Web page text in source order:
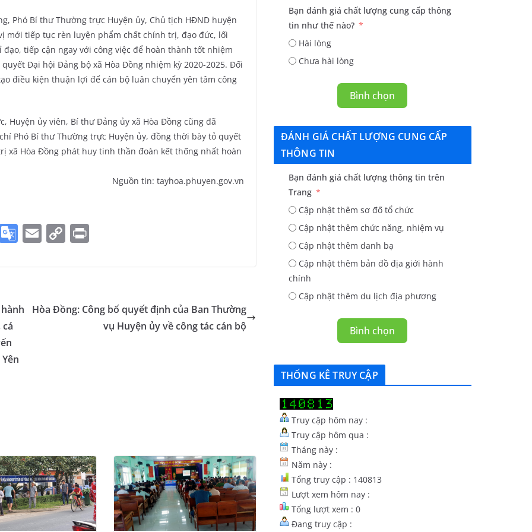
Phó Bí thư Thường trực Huyện ủy, Chủ tịch HĐND huyện
mới tiếp tục rèn luyện phẩm chất chính trị, đạo đức, lối
tiếp cận ngay với công việc để hoàn thành tốt nhiệm
Đại hội Đảng bộ xã Hòa Đồng nhiệm kỳ 2020-2025. Đối
điều kiện thuận lợi để cán bộ luân chuyển yên tâm công
Huyện ủy viên, Bí thư Đảng ủy xã Hòa Đồng cũng đã
Phó Bí thư Thường trực Huyện ủy, đồng thời bày tỏ quyết
xã Hòa Đồng phát huy tinh thần đoàn kết thống nhất hoàn
Nguồn tin: tayhoa.phuyen.gov.vn
G
e
n
E C
Li
Hòa Đồng: Công bố quyết định của Ban Thường
vụ Huyện ủy về công tác cán bộ
Bạn đánh giá chất lượng cung cấp thông
tin như thế nào?
Hài lòng
Chưa hài lòng
Bình chọn
ĐÁNH GIÁ CHẤT LƯỢNG CUNG CẤP
THÔNG TIN
Bạn đánh giá chất lượng thông tin trên
Trang
Cập nhật thêm sơ đố tổ chức
Cập nhật thêm chức năng, nhiệm vụ
Cập nhật thêm danh bạ
Cập nhật thêm bản đồ địa giới hành
chính
Cập nhật thêm du lịch địa phương
Bình chọn
THỐNG KÊ TRUY CẬP
Truy cập hôm nay :
Truy cập hôm qua :
Tháng này :
Năm này :
Tổng truy cập : 140813
Lượt xem hôm nay :
Tổng lượt xem : 0
Đang truy cập :